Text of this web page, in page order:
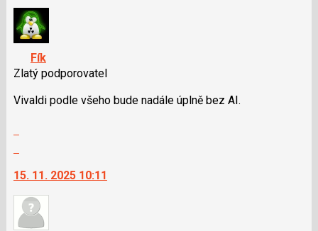
P
pro
předchozí
nový
názor
nový
názor.
K
navigaci
lze
použít
i
a
P
pro
předchozí
Fík
Zlatý podporovatel
Vivaldi podle všeho bude nadále úplně bez AI.
další
nový
názor.
15. 11. 2025 10:11